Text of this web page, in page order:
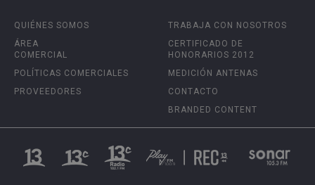
QUIÉNES SOMOS
ÁREA
COMERCIAL
POLÍTICAS COMERCIALES
PROVEEDORES
TRABAJA CON NOSOTROS
CERTIFICADO DE
HONORARIOS 2012
MEDICIÓN ANTENAS
CONTACTO
BRANDED CONTENT